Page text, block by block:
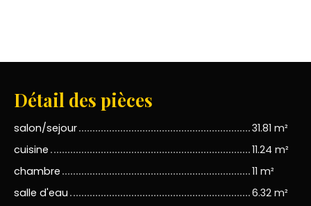
Détail des pièces
salon/sejour
31.81 m²
cuisine
11.24 m²
chambre
11 m²
salle d'eau
6.32 m²